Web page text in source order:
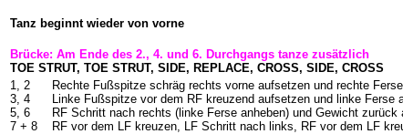
Tanz beginnt wieder von vorne
Brücke: Am Ende des 2., 4. und 6. Durchgangs tanze zusätzlich
TOE STRUT, TOE STRUT, SIDE, REPLACE, CROSS, SIDE, CROSS
1, 2
3, 4
5, 6
7 + 8
Rechte Fußspitze schräg rechts vorne aufsetzen und rechte
Linke Fußspitze vor dem RF kreuzend aufsetzen und linke Ferse
RF Schritt nach rechts (linke Ferse anheben) und Gewicht zurück
RF vor dem LF kreuzen, LF Schritt nach links, RF vor dem LF